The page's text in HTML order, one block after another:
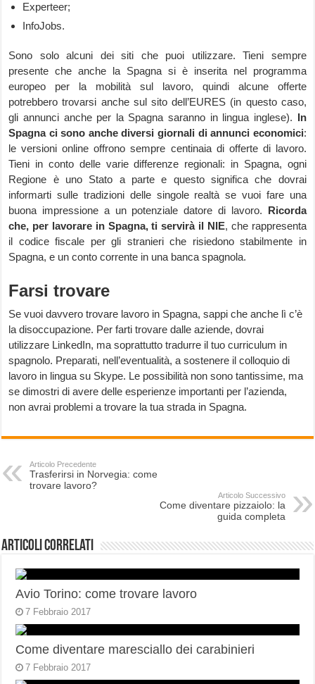
Experteer;
InfoJobs.
Sono solo alcuni dei siti che puoi utilizzare. Tieni sempre
presente che anche la Spagna si è inserita nel programma
europeo per la mobilità sul lavoro, quindi alcune offerte
potrebbero trovarsi anche sul sito dell’EURES (in questo caso,
gli annunci anche per la Spagna saranno in lingua inglese). In
Spagna ci sono anche diversi giornali di annunci economici:
le versioni online offrono sempre centinaia di offerte di lavoro.
Tieni in conto delle varie differenze regionali: in Spagna, ogni
Regione è uno Stato a parte e questo significa che dovrai
informarti sulle tradizioni delle singole realtà se vuoi fare una
buona impressione a un potenziale datore di lavoro. Ricorda
che, per lavorare in Spagna, ti servirà il NIE, che rappresenta
il codice fiscale per gli stranieri che risiedono stabilmente in
Spagna, e un conto corrente in una banca spagnola.
Farsi trovare
Se vuoi davvero trovare lavoro in Spagna, sappi che anche lì c’è
la disoccupazione. Per farti trovare dalle aziende, dovrai
utilizzare LinkedIn, ma soprattutto tradurre il tuo curriculum in
spagnolo. Preparati, nell’eventualità, a sostenere il colloquio di
lavoro in lingua su Skype. Le possibilità non sono tantissime, ma
se dimostri di avere delle esperienze importanti per l’azienda,
non avrai problemi a trovare la tua strada in Spagna.
Articolo Precedente
Trasferirsi in Norvegia: come
trovare lavoro?
Articolo Successivo
Come diventare pizzaiolo: la
guida completa
Articoli correlati
Avio Torino: come trovare lavoro
7 Febbraio 2017
Come diventare maresciallo dei carabinieri
7 Febbraio 2017